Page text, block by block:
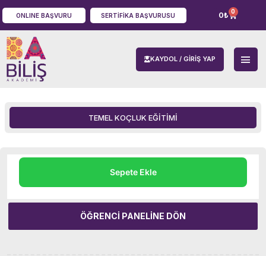
ONLINE BAŞVURU SERTIFIKA BAŞVURUSU 0₺ 0
KAYDOL / GIRIŞ YAP
TEMEL KOÇLUK EĞITIMI
Sepete Ekle
ÖĞRENCI PANELINE DÖN